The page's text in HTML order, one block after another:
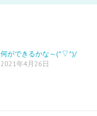
何ができるかな～(^▽^)/
2021年4月26日